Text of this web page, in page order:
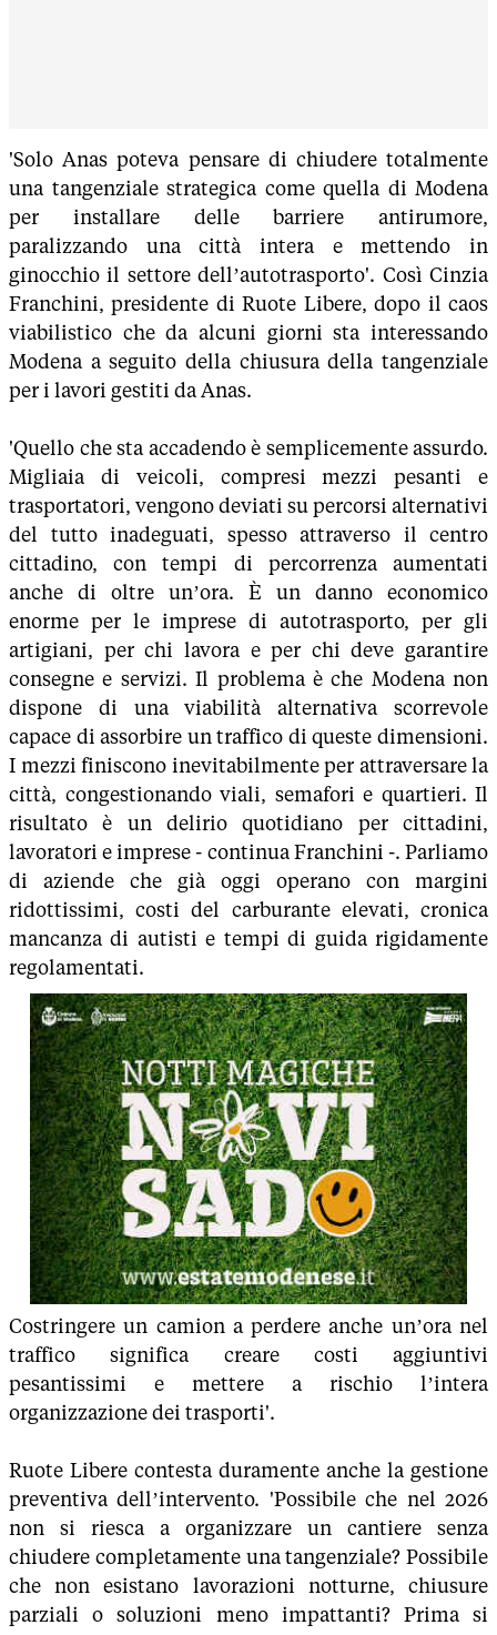
'Solo Anas poteva pensare di chiudere totalmente
una tangenziale strategica come quella di Modena
per installare delle barriere antirumore,
paralizzando una città intera e mettendo in
ginocchio il settore dell’autotrasporto'. Così Cinzia
Franchini, presidente di Ruote Libere, dopo il caos
viabilistico che da alcuni giorni sta interessando
Modena a seguito della chiusura della tangenziale
per i lavori gestiti da Anas.
'Quello che sta accadendo è semplicemente assurdo.
Migliaia di veicoli, compresi mezzi pesanti e
trasportatori, vengono deviati su percorsi alternativi
del tutto inadeguati, spesso attraverso il centro
cittadino, con tempi di percorrenza aumentati
anche di oltre un’ora. È un danno economico
enorme per le imprese di autotrasporto, per gli
artigiani, per chi lavora e per chi deve garantire
consegne e servizi. Il problema è che Modena non
dispone di una viabilità alternativa scorrevole
capace di assorbire un traffico di queste dimensioni.
I mezzi finiscono inevitabilmente per attraversare la
città, congestionando viali, semafori e quartieri. Il
risultato è un delirio quotidiano per cittadini,
lavoratori e imprese - continua Franchini -. Parliamo
di aziende che già oggi operano con margini
ridottissimi, costi del carburante elevati, cronica
mancanza di autisti e tempi di guida rigidamente
regolamentati.
Costringere un camion a perdere anche un’ora nel
traffico significa creare costi aggiuntivi
pesantissimi e mettere a rischio l’intera
organizzazione dei trasporti'.
Ruote Libere contesta duramente anche la gestione
preventiva dell’intervento. 'Possibile che nel 2026
non si riesca a organizzare un cantiere senza
chiudere completamente una tangenziale? Possibile
che non esistano lavorazioni notturne, chiusure
parziali o soluzioni meno impattanti? Prima si